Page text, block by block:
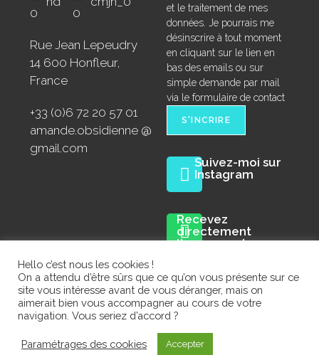
Rue Jean Lepeudry
14 600 Honfleur,
France
+33 (0)6 72 20 57 01
amande.obsidienne @
gmail.com
et le traitement de mes
données. Je pourrais me
désinscrire à tout moment
en cliquant sur le lien en
bas des emails ou sur
simple demande par mail
via le formulaire de contact
Suivez-moi sur
Instagram
Recevez
directement
l'annonce des
chaîne Whatsapp :
Hello c’est nous les cookies !
On a attendu d’être sûrs que ce qu’on vous présente sur ce
site vous intéresse avant de vous déranger, mais on
aimerait bien vous accompagner au cours de votre
navigation. Vous seriez d’accord ?
Paramétrages des cookies Accepter